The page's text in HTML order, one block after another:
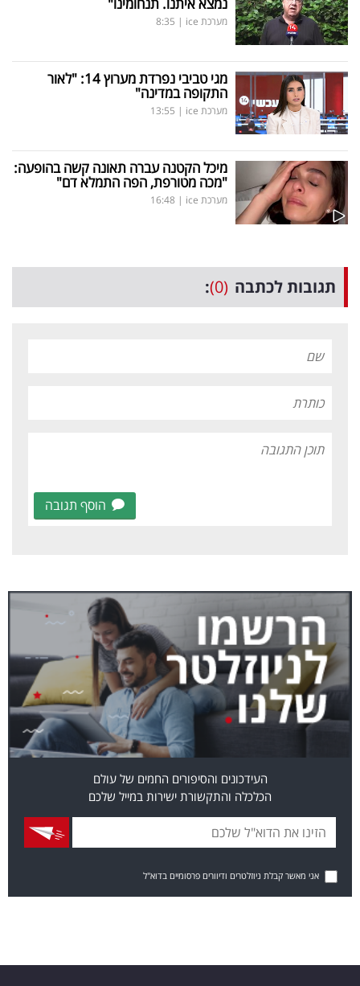
מערכת ice |
8:35
מגי טביבי נפרדת מערוץ 14: "לאור
התקופה במדינה"
מערכת ice |
13:55
מיכל הקטנה עברה תאונה קשה בהופעה:
"מכה מטורפת, הפה התמלא דם"
מערכת ice |
16:48
תגובות לכתבה (0)
:
הוסף תגובה
העידכונים והסיפורים החמים של עולם
הכלכלה והתקשורת ישירות במייל שלכם
אני מאשר קבלת ניוזלטרים ודיוורים פרסומיים בדוא"ל